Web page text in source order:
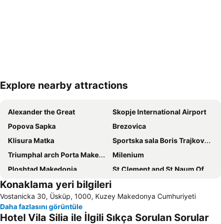
Haritayı genişlet
Explore nearby attractions
Alexander the Great
Skopje International Airport
Popova Sapka
Brezovica
Klisura Matka
Sportska sala Boris Trajkovski
Triumphal arch Porta Makedonia
Milenium
Ploshtad Makedonia
St.Clement and St.Naum Of Ohrid
Spomenik na car Samoil
Nacionalna Galerija na Makedonija - Izložben prostor Cifte Amam
Justinian I
Konaklama yeri bilgileri
Vostanicka 30, Üsküp, 1000, Kuzey Makedonya Cumhuriyeti
Daha fazlasını görüntüle
Hotel Vila Silia ile İlgili Sıkça Sorulan Sorular